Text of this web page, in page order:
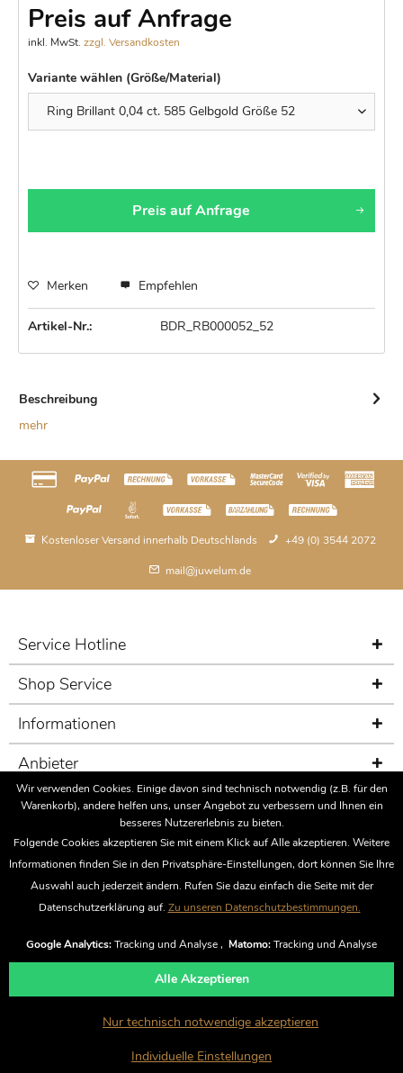
Preis auf Anfrage
inkl. MwSt. zzgl. Versandkosten
Variante wählen (Größe/Material)
Preis auf Anfrage
Merken Empfehlen
Artikel-Nr.: BDR_RB000052_52
Beschreibung
mehr
Kostenloser Versand innerhalb Deutschlands +49 (0) 3544 2072
mail@juwelum.de
Service Hotline
Shop Service
Informationen
Anbieter
Sicherheit
Fairness im Handel
Bewertungen
Nachnahmegebühren, wenn nicht anders beschrieben
© Felix Tebinka OHG. Icons von: icons8.de
Wir verwenden Cookies. Einige davon sind technisch notwendig (z.B. für den
Warenkorb), andere helfen uns, unser Angebot zu verbessern und Ihnen ein
besseres Nutzererlebnis zu bieten.
Folgende Cookies akzeptieren Sie mit einem Klick auf Alle akzeptieren. Weitere
Informationen finden Sie in den Privatsphäre-Einstellungen, dort können Sie Ihre
Auswahl auch jederzeit ändern. Rufen Sie dazu einfach die Seite mit der
Datenschutzerklärung auf. Zu unseren Datenschutzbestimmungen.
Google Analytics:Tracking und Analyse , Matomo:Tracking und Analyse
Individuelle Einstellungen
Nur technisch notwendige akzeptieren
Alle Akzeptieren